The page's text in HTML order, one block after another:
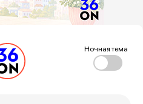
Ночная тема